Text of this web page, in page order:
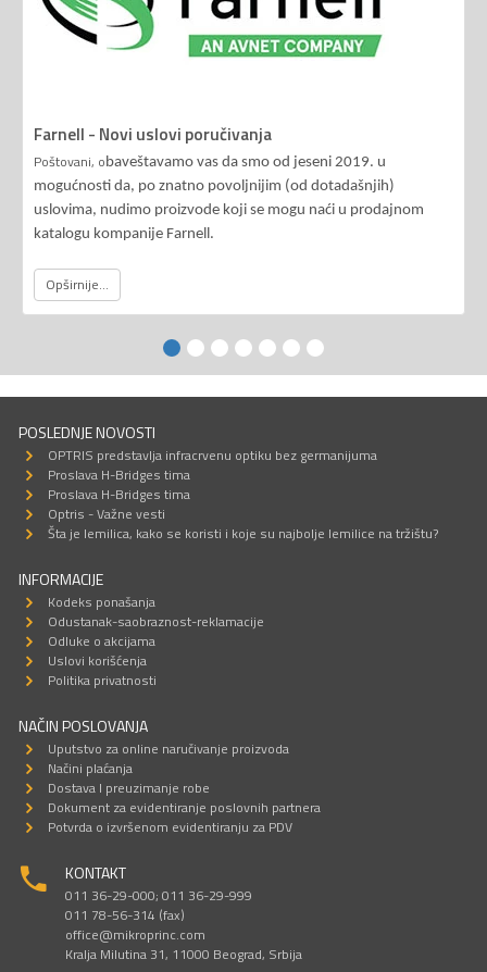
Farnell - Novi uslovi poručivanja
Poštovani, o baveštavamo vas da smo od jeseni 2019. u
mogućnosti da, po znatno povoljnijim (od dotadašnjih)
uslovima, nudimo proizvode koji se mogu naći u prodajnom
katalogu kompanije Farnell.
Opširnije...
POSLEDNJE NOVOSTI
OPTRIS predstavlja infracrvenu optiku bez germanijuma
Proslava H-Bridges tima
Proslava H-Bridges tima
Optris - Važne vesti
Šta je lemilica, kako se koristi i koje su najbolje lemilice na tržištu?
INFORMACIJE
Kodeks ponašanja
Odustanak-saobraznost-reklamacije
Odluke o akcijama
Uslovi korišćenja
Politika privatnosti
NAČIN POSLOVANJA
Uputstvo za online naručivanje proizvoda
Načini plaćanja
Dostava I preuzimanje robe
Dokument za evidentiranje poslovnih partnera
Potvrda o izvršenom evidentiranju za PDV
KONTAKT
011 36-29-000; 011 36-29-999
011 78-56-314 (fax)
office@mikroprinc.com
Kralja Milutina 31, 11000 Beograd, Srbija